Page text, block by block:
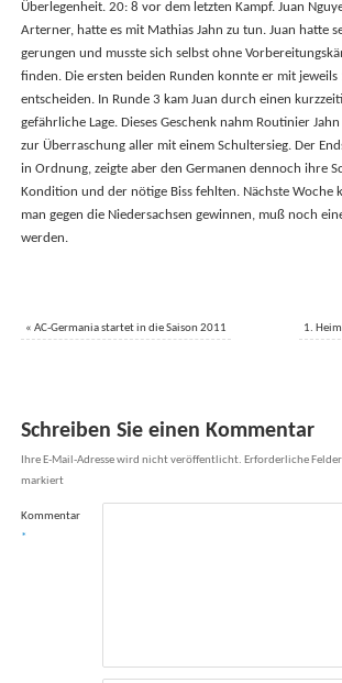
Überlegenheit. 20: 8 vor dem letzten Kampf. Juan
Arterner, hatte es mit Mathias Jahn zu tun. Juan hatte
gerungen und musste sich selbst ohne
finden. Die ersten beiden Runden konnte er mit jeweils
entscheiden. In Runde 3 kam Juan durch einen
gefährliche Lage. Dieses Geschenk nahm Routinier
zur Überraschung aller mit einem Schultersieg. Der
in Ordnung, zeigte aber den Germanen dennoch ihre
Kondition und der nötige Biss fehlten. Nächste Woche
man gegen die Niedersachsen gewinnen, muß noch
werden.
« AC-Germania startet in die Saison 2011 1.
Schreiben Sie einen Kommentar
Ihre E-Mail-Adresse wird nicht veröffentlicht. Erforderliche
markiert
Kommentar
*